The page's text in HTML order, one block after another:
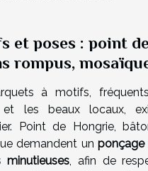
et poses : point
rompus,
à motifs,
et les beaux locaux,
Point de Hongrie,
demandent un ponçage
minutieuses, afin de